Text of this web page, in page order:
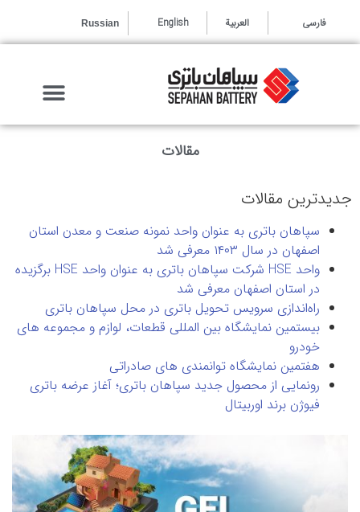
فارسی العربية English
Russian
مقالات
جدیدترین مقالات
سپاهان باتری به عنوان واحد نمونه صنعت و معدن استان
اصفهان در سال ۱۴۰۳ معرفی شد
واحد HSE شرکت سپاهان باتری به عنوان واحد HSE برگزیده
در استان اصفهان معرفی شد
راه‌اندازی سرویس تحویل باتری در محل سپاهان باتری
بیستمین نمایشگاه بین المللی قطعات، لوازم و مجموعه های
خودرو
هفتمین نمایشگاه توانمندی های صادراتی
رونمایی از محصول جدید سپاهان باتری؛ آغاز عرضه باتری
فیوژن برند اوربیتال